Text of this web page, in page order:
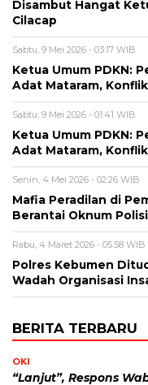
Disambut Hangat
Cilacap
Sabtu, 9 Mei 2026 - 03:17 WIB
Ketua Umum PDKN:
Adat Mataram,
Sabtu, 9 Mei 2026 - 01:41 WIB
Ketua Umum PDKN:
Adat Mataram,
Senin, 4 Mei 2026 - 02:26 WIB
Mafia Peradilan di
Berantai Oknum
Rabu, 4 Maret 2026 - 05:58 WIB
Polres Kebumen
Wadah Organisasi
BERITA TERBARU
OKI
“Lanjut”, Respons